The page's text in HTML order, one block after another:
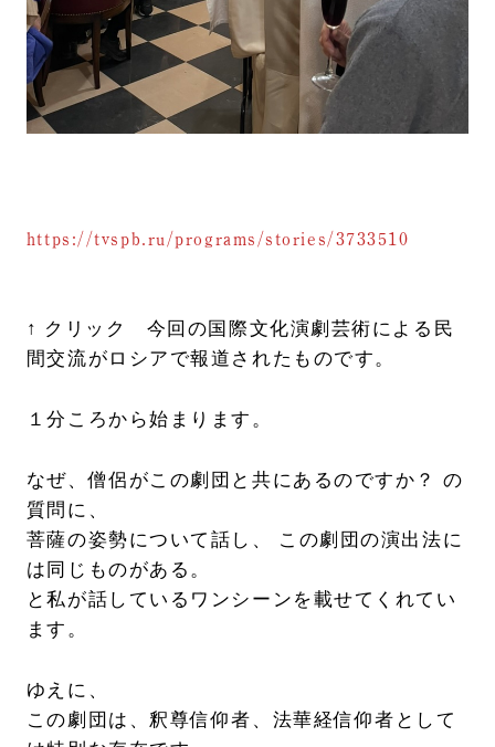
https://tvspb.ru/programs/stories/3733510
↑ クリック 今回の国際文化演劇芸術による民
間交流がロシアで報道されたものです。
１分ころから始まります。
なぜ、僧侶がこの劇団と共にあるのですか？ の
質問に、
菩薩の姿勢について話し、 この劇団の演出法に
は同じものがある。
と私が話しているワンシーンを載せてくれてい
ます。
ゆえに、
この劇団は、釈尊信仰者、法華経信仰者として